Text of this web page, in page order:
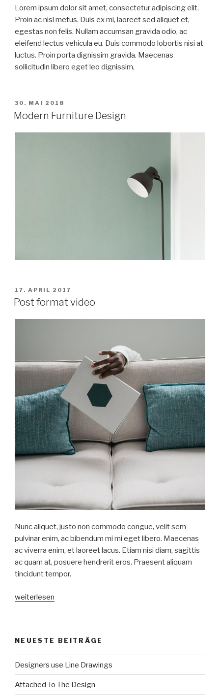
Lorem ipsum dolor sit amet, consectetur adipiscing elit.
Proin ac nisl metus. Duis ex mi, laoreet sed aliquet et,
egestas non felis. Nullam accumsan gravida odio, ac
eleifend lectus vehicula eu. Duis commodo lobortis nisi at
luctus. Proin porta dignissim gravida. Maecenas
sollicitudin libero eget leo dignissim,
VERÖFFENTLICHT
AM
30. MAI 2018
Modern Furniture Design
VERÖFFENTLICHT
AM
17. APRIL 2017
Post format video
Nunc aliquet, justo non commodo congue, velit sem
pulvinar enim, ac bibendum mi mi eget libero. Maecenas
ac viverra enim, et laoreet lacus. Etiam nisi diam, sagittis
ac quam at, posuere hendrerit eros. Praesent aliquam
tincidunt tempor.
„Post
weiterlesen
NEUESTE BEITRÄGE
Designers use Line Drawings
Attached To The Design